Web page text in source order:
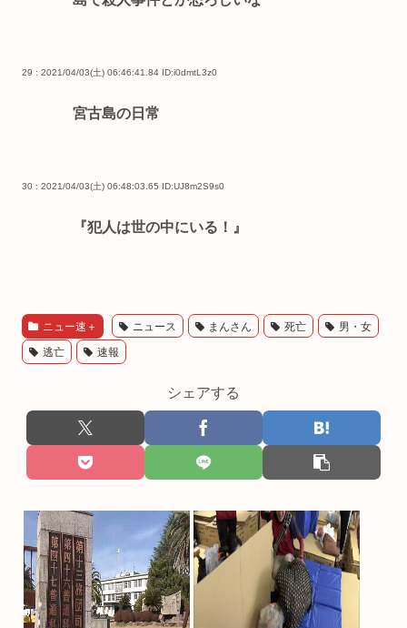
29 : 2021/04/03(土) 06:46:41.84 ID:i0dmtL3z0
宮古島の日常
30 : 2021/04/03(土) 06:48:03.65 ID:UJ8m2S9s0
『犯人は世の中にいる！』
ニュー速＋ ニュース まんさん 死亡 男・女
逃亡 速報
シェアする